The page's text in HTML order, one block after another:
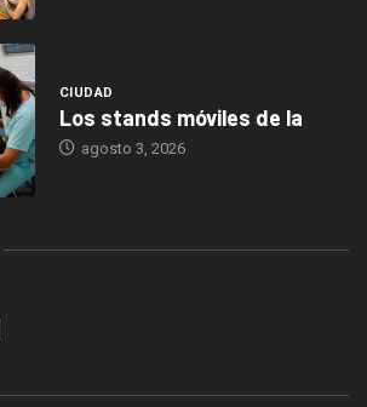
CIUDAD
Los stands móviles de la
agosto 3, 2026